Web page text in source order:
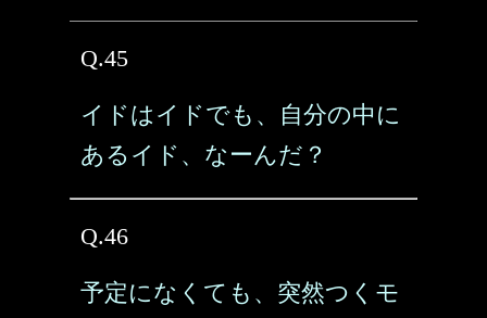
Q.45
イドはイドでも、自分の中に
あるイド、なーんだ？
Q.46
予定になくても、突然つくモ